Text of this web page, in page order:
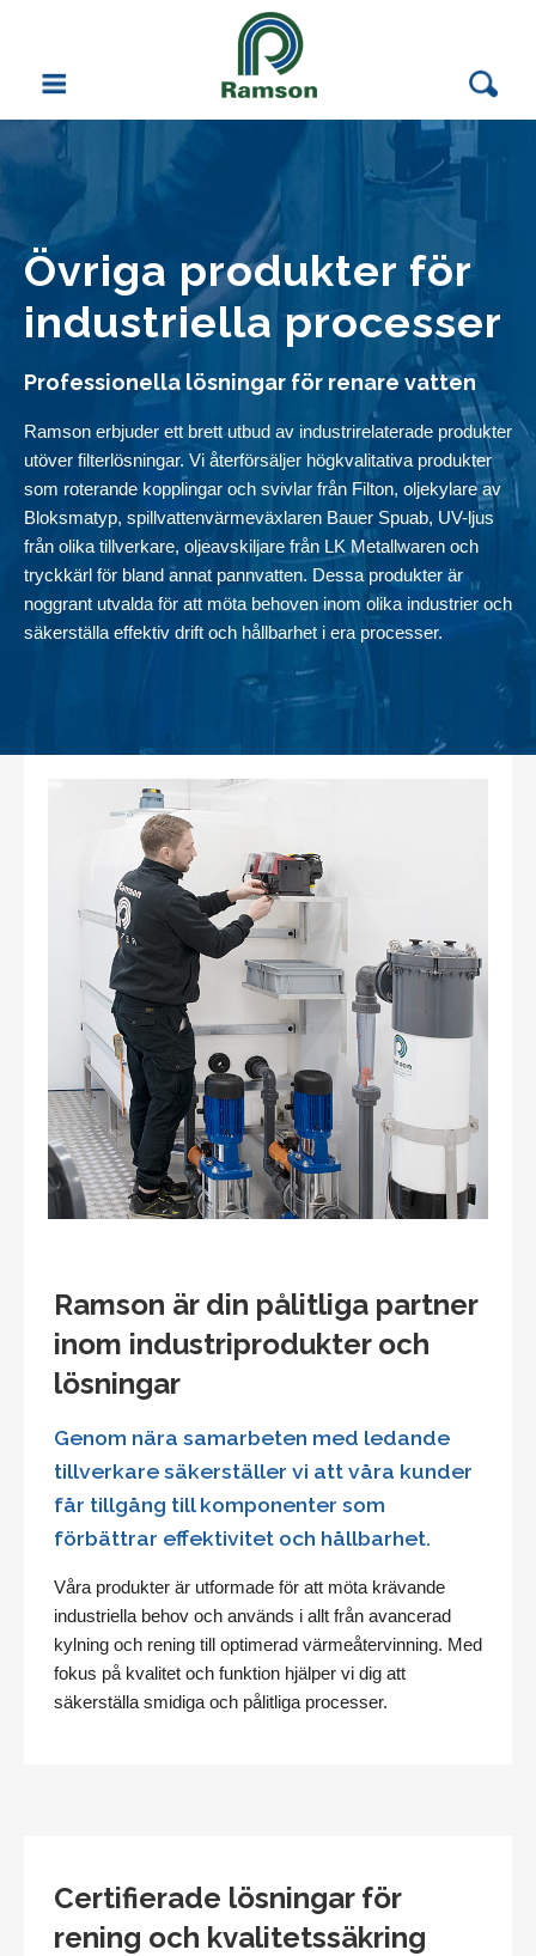
Vattenrening
Filtreringstester
Övriga produkter
Roterande kopplingar, svivlar (Filton)
Bauer Spuab spillvattenvärmeväxlare
Oljeavskiljning
UV-ljus (typ SABRE)
Tryckkärl, matarvattentankar
Övriga produkter för
industriella processer
Professionella lösningar för renare vatten
Ramson erbjuder ett brett utbud av industrirelaterade produkter
utöver filterlösningar. Vi återförsäljer högkvalitativa produkter
som roterande kopplingar och svivlar från Filton, oljekylare av
Bloksmatyp, spillvattenvärmeväxlaren Bauer Spuab, UV-ljus
från olika tillverkare, oljeavskiljare från LK Metallwaren och
tryckkärl för bland annat pannvatten. Dessa produkter är
noggrant utvalda för att möta behoven inom olika industrier och
säkerställa effektiv drift och hållbarhet i era processer.
Ramson är din pålitliga partner
inom industriprodukter och
lösningar
Genom nära samarbeten med ledande
tillverkare säkerställer vi att våra kunder
får tillgång till komponenter som
förbättrar effektivitet och hållbarhet.
Våra produkter är utformade för att möta krävande
industriella behov och används i allt från avancerad
kylning och rening till optimerad värmeåtervinning. Med
fokus på kvalitet och funktion hjälper vi dig att
säkerställa smidiga och pålitliga processer.
Certifierade lösningar för
rening och kvalitetssäkring